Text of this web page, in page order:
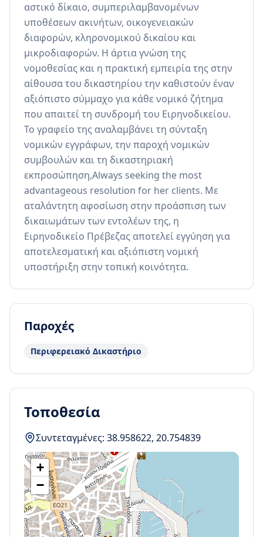
αστικό δίκαιο, συμπεριλαμβανομένων
υποθέσεων ακινήτων, οικογενειακών
διαφορών, κληρονομικού δικαίου και
μικροδιαφορών. Η άρτια γνώση της
νομοθεσίας και η πρακτική εμπειρία της στην
αίθουσα του δικαστηρίου την καθιστούν έναν
αξιόπιστο σύμμαχο για κάθε νομικό ζήτημα
που απαιτεί τη συνδρομή του Ειρηνοδικείου.
Το γραφείο της αναλαμβάνει τη σύνταξη
νομικών εγγράφων, την παροχή νομικών
συμβουλών και τη δικαστηριακή
εκπροσώπηση,Always seeking the most
advantageous resolution for her clients. Με
αταλάντητη αφοσίωση στην προάσπιση των
δικαιωμάτων των εντολέων της, η
Ειρηνοδικείο Πρέβεζας αποτελεί εγγύηση για
αποτελεσματική και αξιόπιστη νομική
υποστήριξη στην τοπική κοινότητα.
Παροχές
Περιφερειακό Δικαστήριο
Τοποθεσία
Συντεταγμένες: 38.958622, 20.754839
+
−